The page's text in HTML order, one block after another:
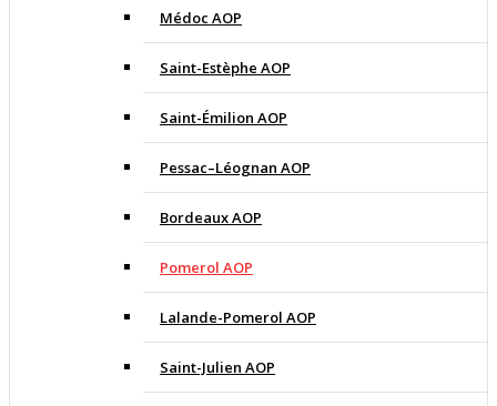
Médoc AOP
Saint-Estèphe AOP
Saint-Émilion AOP
Pessac–Léognan AOP
Bordeaux AOP
Pomerol AOP
Lalande-Pomerol AOP
Saint-Julien AOP